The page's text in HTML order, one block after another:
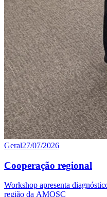
Geral27/07/2026
Cooperação regional
Workshop apresenta
região da AMOSC